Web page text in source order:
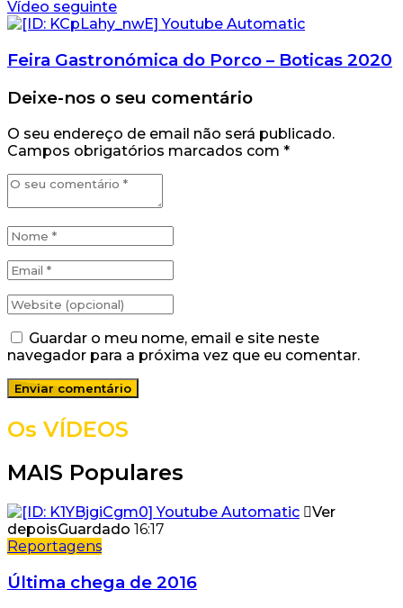
Vídeo seguinte
Feira Gastronómica do Porco – Boticas 2020
Deixe-nos o seu comentário
O seu endereço de email não será publicado.
Campos obrigatórios marcados com *
Guardar o meu nome, email e site neste
navegador para a próxima vez que eu comentar.
Os VÍDEOS
MAIS Populares
Ver
depoisGuardado 16:17
Reportagens
Última chega de 2016